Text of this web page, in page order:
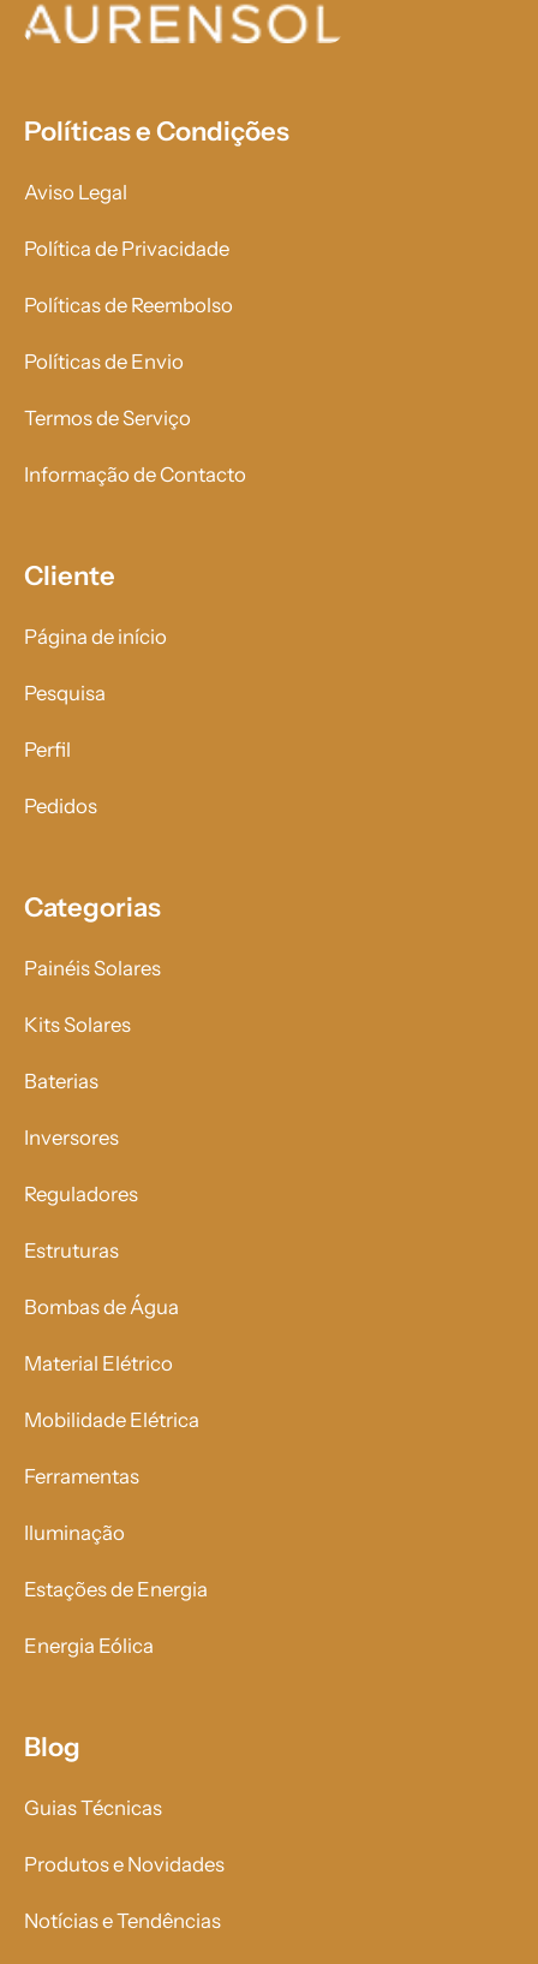
Políticas e Condições
Aviso Legal
Política de Privacidade
Políticas de Reembolso
Políticas de Envio
Termos de Serviço
Informação de Contacto
Cliente
Página de início
Pesquisa
Perfil
Pedidos
Categorias
Painéis Solares
Kits Solares
Baterias
Inversores
Reguladores
Estruturas
Bombas de Água
Material Elétrico
Mobilidade Elétrica
Ferramentas
Iluminação
Estações de Energia
Energia Eólica
Blog
Guias Técnicas
Produtos e Novidades
Notícias e Tendências